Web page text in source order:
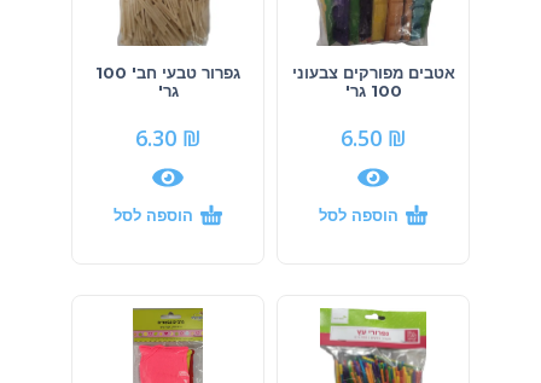
אטבים מפורקים צבעוני
100 גר'
6.50 ₪
הוספה לסל
גפרור טבעי חב' 100
גר'
6.30 ₪
הוספה לסל